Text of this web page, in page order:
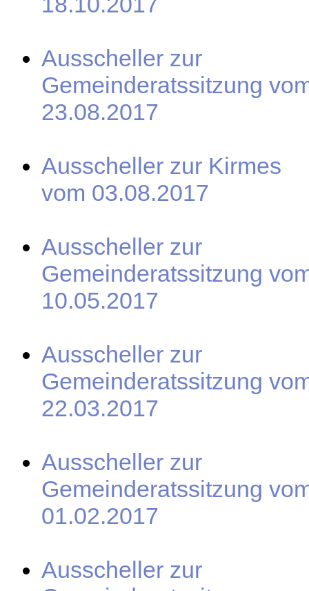
Ausscheller zur
Gemeinderatssitzung
23.08.2017
Ausscheller zur Kirmes
vom 03.08.2017
Ausscheller zur
Gemeinderatssitzung
10.05.2017
Ausscheller zur
Gemeinderatssitzung
22.03.2017
Ausscheller zur
Gemeinderatssitzung
01.02.2017
Ausscheller zur